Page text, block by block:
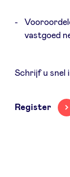
NXT
Privacy Policy
vastgoed
Schrijf u snel
Register